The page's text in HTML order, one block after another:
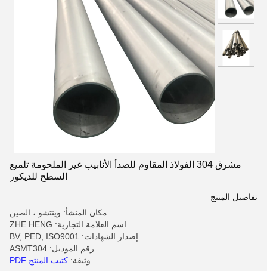
مشرق 304 الفولاذ المقاوم للصدأ الأنابيب غير الملحومة تلميع
السطح للديكور
تفاصيل المنتج
مكان المنشأ: وينتشو ، الصين
اسم العلامة التجارية: ZHE HENG
إصدار الشهادات: BV, PED, ISO9001
رقم الموديل: ASMT304
وثيقة: كتيب المنتج PDF